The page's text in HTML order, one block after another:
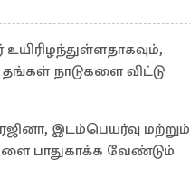
நாடுகளை விட்டு
இடம்பெயர்வு மற்றும்
பாதுகாக்க வேண்டும்